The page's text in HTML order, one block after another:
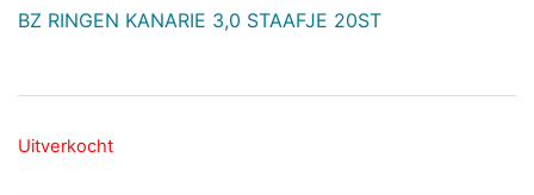
BZ RINGEN KANARIE 3,0 STAAFJE 20ST
Uitverkocht